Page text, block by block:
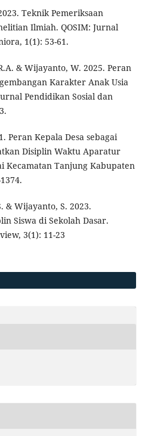
Teknik Pemeriksaan
Ilmiah. QOSIM: Jurnal
1(1): 53-61.
& Wijayanto, W. 2025. Peran
Karakter Anak Usia
Pendidikan Sosial dan
Peran Kepala Desa sebagai
Disiplin Waktu Aparatur
Kecamatan Tanjung Kabupaten
& Wijayanto, S. 2023.
Siswa di Sekolah Dasar.
3(1): 11-23